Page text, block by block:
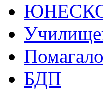
БДП